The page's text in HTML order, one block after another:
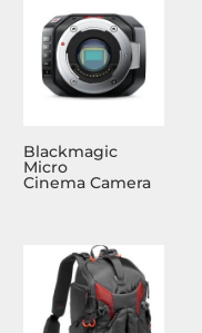
Blackmagic
Micro
Cinema Camera